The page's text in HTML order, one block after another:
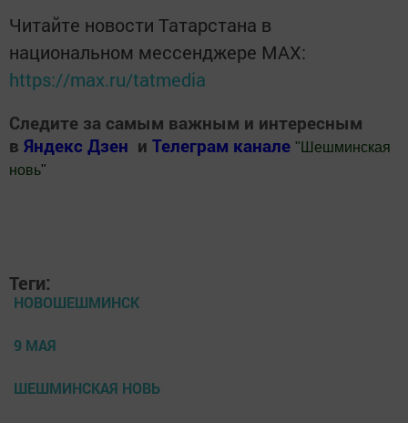
Читайте новости Татарстана в
национальном мессенджере MАХ:
https://max.ru/tatmedia
Следите за самым важным и интересным
в Яндекс Дзен и Телеграм канале " Шешминская
новь"
Теги:
НОВОШЕШМИНСК
9 МАЯ
ШЕШМИНСКАЯ НОВЬ